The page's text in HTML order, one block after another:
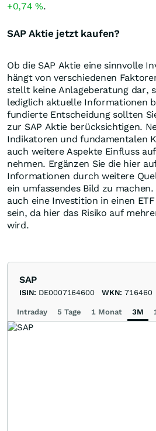
+0,74%.
SAP Aktie jetzt kaufen?
Ob die SAP Aktie eine sinnvolle
hängt von verschiedenen
stellt keine Anlageberatung dar,
lediglich aktuelle Informationen
fundierte Entscheidung sollten
zur SAP Aktie berücksichtigen.
Indikatoren und fundamentalen
auch weitere Aspekte Einfluss
nehmen. Ergänzen Sie die hier
Informationen durch weitere
ein umfassendes Bild zu
auch eine Investition in einen
sein, da hier das Risiko auf
wird.
SAP
ISIN: DE0007164600 WKN: 716460
Intraday 5 Tage 1 Monat 3M